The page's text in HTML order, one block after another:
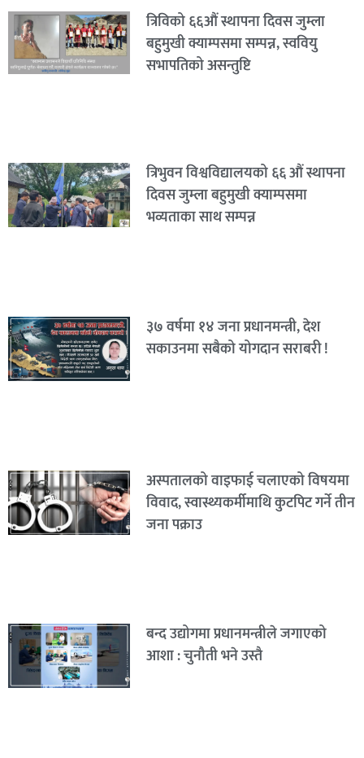
त्रिविको ६६औं स्थापना दिवस जुम्ला
बहुमुखी क्याम्पसमा सम्पन्न, स्ववियु
सभापतिको असन्तुष्टि
त्रिभुवन विश्वविद्यालयको ६६ औं स्थापना
दिवस जुम्ला बहुमुखी क्याम्पसमा
भव्यताका साथ सम्पन्न
३७ वर्षमा १४ जना प्रधानमन्त्री, देश
सकाउनमा सबैको योगदान सराबरी !
अस्पतालको वाइफाई चलाएको विषयमा
विवाद, स्वास्थ्यकर्मीमाथि कुटपिट गर्ने तीन
जना पक्राउ
बन्द उद्योगमा प्रधानमन्त्रीले जगाएको
आशा : चुनौती भने उस्तै